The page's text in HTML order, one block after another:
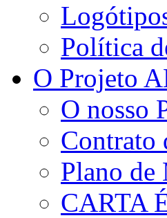
Política
O Projeto
O nosso
Contrato
Plano de
CARTA